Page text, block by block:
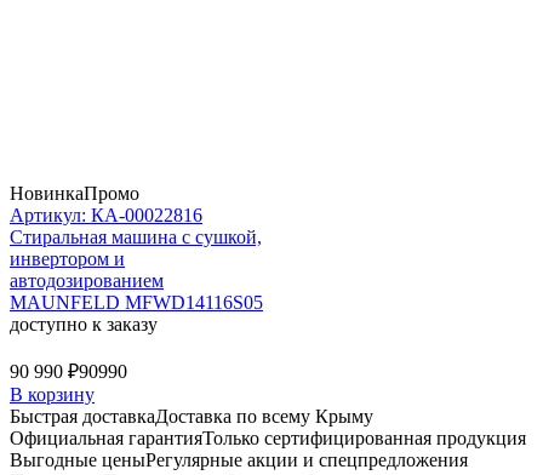
НовинкаПромо
Артикул: КА-00022816
Стиральная машина c сушкой,
инвертором и
автодозированием
MAUNFELD MFWD14116S05
доступно к заказу
90 990 ₽90990
В корзину
Быстрая доставкаДоставка по всему Крыму
Официальная гарантияТолько сертифицированная продукция
Выгодные ценыРегулярные акции и спецпредложения